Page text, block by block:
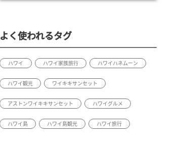
よく使われるタグ
ハワイ ハワイ家族旅行 ハワイハネムーン
ハワイ観光 ワイキキサンセット
アストンワイキキサンセット ハワイグルメ
ハワイ島 ハワイ島観光 ハワイ旅行